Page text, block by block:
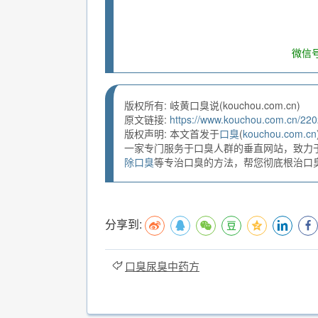
微信
版权所有: 岐黄口臭说(kouchou.com.cn)
原文链接: https://www.kouchou.com.cn/
版权声明: 本文首发于口臭(kouchou.com.cn
一家专门服务于口臭人群的垂直网站，致力
除口臭等专治口臭的方法，帮您彻底根治
分享到:
口臭尿臭中药方